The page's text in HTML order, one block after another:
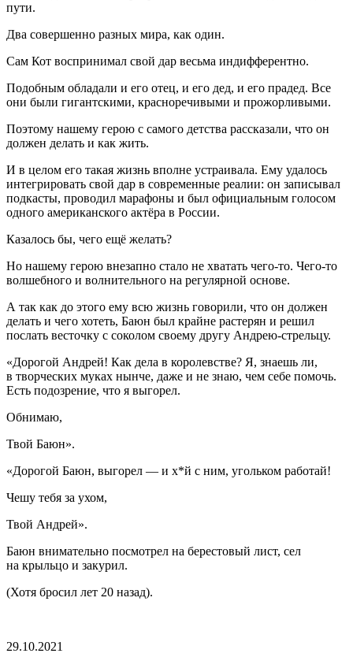
пути.
Два совершенно разных мира, как один.
Сам Кот воспринимал свой дар весьма индифферентно.
Подобным обладали и его отец, и его дед, и его прадед. Все
они были гигантскими, красноречивыми и прожорливыми.
Поэтому нашему герою с самого детства рассказали, что он
должен делать и как жить.
И в целом его такая жизнь вполне устраивала. Ему удалось
интегрировать свой дар в современные реалии: он записывал
подкасты, проводил марафоны и был официальным голосом
одного американского актёра в России.
Казалось бы, чего ещё желать?
Но нашему герою внезапно стало не хватать чего-то. Чего-то
волшебного и волнительного на регулярной основе.
А так как до этого ему всю жизнь говорили, что он должен
делать и чего хотеть, Баюн был крайне растерян и решил
послать весточку с соколом своему другу Андрею-стрельцу.
«Дорогой Андрей! Как дела в королевстве? Я, знаешь ли,
в творческих муках нынче, даже и не знаю, чем себе помочь.
Есть подозрение, что я выгорел.
Обнимаю,
Твой Баюн».
«Дорогой Баюн, выгорел — и х*й с ним, угольком работай!
Чешу тебя за ухом,
Твой Андрей».
Баюн внимательно посмотрел на берестовый лист, сел
на крыльцо и закурил.
(Хотя бросил лет 20 назад).
29.10.2021